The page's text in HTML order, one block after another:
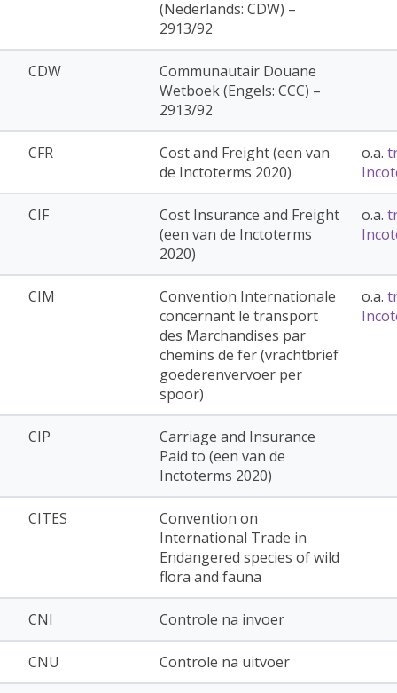
(Nederlands: CDW) –
2913/92
CDW
Communautair Douane
Wetboek (Engels: CCC) –
2913/92
CFR
Cost and Freight (een van
de Inctoterms 2020)
o.a.
CIF
Cost Insurance and Freight
(een van de Inctoterms
2020)
o.a.
CIM
Convention Internationale
concernant le transport
des Marchandises par
chemins de fer (vrachtbrief
goederenvervoer per
spoor)
o.a.
CIP
Carriage and Insurance
Paid to (een van de
Inctoterms 2020)
CITES
Convention on
International Trade in
Endangered species of wild
flora and fauna
CNI Controle na invoer
CNU Controle na uitvoer